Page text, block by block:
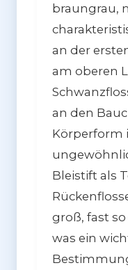
braungrau,
an der
am oberen
an den
Körperform
Bleistift als
groß, fast
was ein